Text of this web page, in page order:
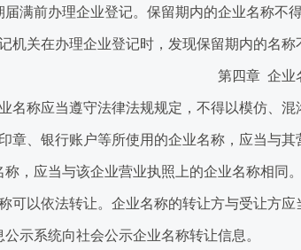
前办理企业登记。保留期内的企业名称不得
在办理企业登记时，发现保留期内的名称
第四章 企业
称应当遵守法律法规规定，不得以模仿、混
、银行账户等所使用的企业名称，应当与其
应当与该企业营业执照上的企业名称相同。
以依法转让。企业名称的转让方与受让方应
示系统向社会公示企业名称转让信息。